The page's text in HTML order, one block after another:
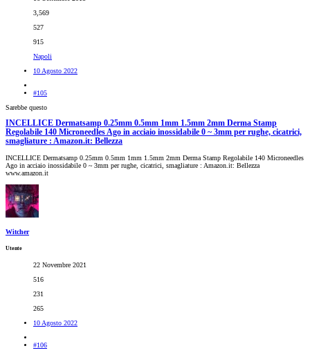
3,569
527
915
Napoli
10 Agosto 2022
#105
Sarebbe questo
INCELLICE Dermatsamp 0.25mm 0.5mm 1mm 1.5mm 2mm Derma Stamp
Regolabile 140 Microneedles Ago in acciaio inossidabile 0 ~ 3mm per rughe, cicatrici,
smagliature : Amazon.it: Bellezza
INCELLICE Dermatsamp 0.25mm 0.5mm 1mm 1.5mm 2mm Derma Stamp Regolabile 140 Microneedles
Ago in acciaio inossidabile 0 ~ 3mm per rughe, cicatrici, smagliature : Amazon.it: Bellezza
www.amazon.it
Witcher
Utente
22 Novembre 2021
516
231
265
10 Agosto 2022
#106